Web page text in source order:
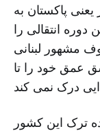
پاکستان به
انتقالی را
مشهور لبنانی
عمق خود را تا
ترک این کشور